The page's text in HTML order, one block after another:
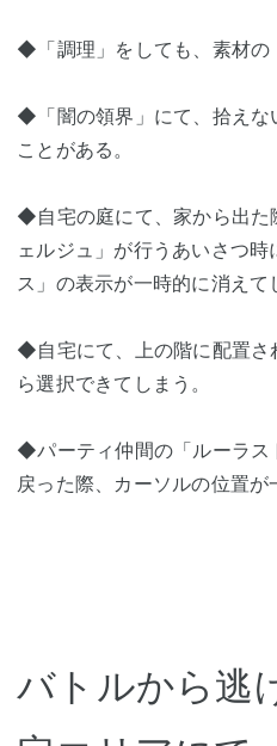
◆「調理」をしても、素材の
◆「闇の領界」にて、拾えな
ことがある。
◆自宅の庭にて、家から出た
ェルジュ」が行うあいさつ時
ス」の表示が一時的に消えて
◆自宅にて、上の階に配置さ
ら選択できてしまう。
◆パーティ仲間の「ルーラス
戻った際、カーソルの位置が
バトルから逃